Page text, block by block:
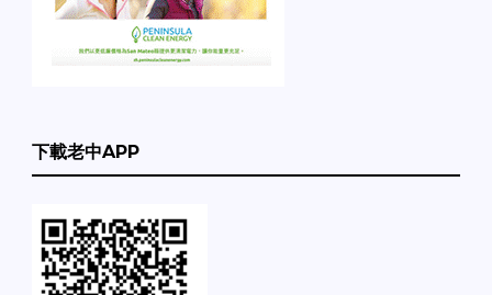
下載老中APP